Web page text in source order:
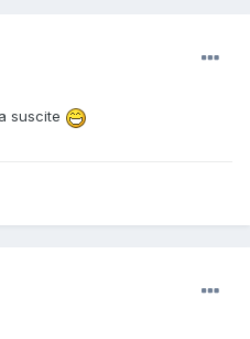
suscite